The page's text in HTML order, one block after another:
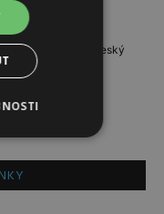
hlavně ten český